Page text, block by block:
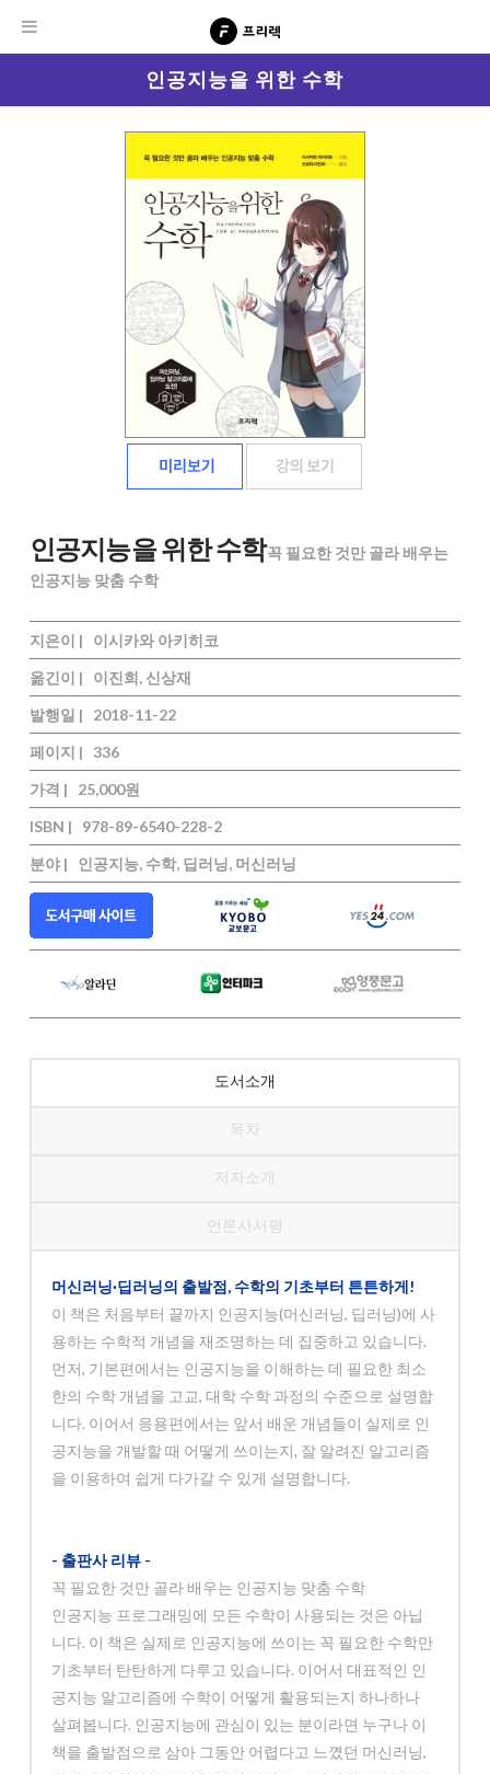
인공지능을 위한 수학
인공지능을 위한 수학꼭 필요한 것만 골라 배우는
인공지능 맞춤 수학
지은이 |
이시카와 아키히코
옮긴이 |
이진희, 신상재
발행일 |
2018-11-22
페이지 |
336
가격 |
25,000원
ISBN |
978-89-6540-228-2
분야 |
인공지능, 수학, 딥러닝, 머신러닝
도서소개
목차
저자소개
언론사서평
머신러닝·딥러닝의 출발점, 수학의 기초부터 튼튼하게!
이 책은 처음부터 끝까지 인공지능(머신러닝, 딥러닝)에 사
용하는 수학적 개념을 재조명하는 데 집중하고 있습니다.
먼저, 기본편에서는 인공지능을 이해하는 데 필요한 최소
한의 수학 개념을 고교, 대학 수학 과정의 수준으로 설명합
니다. 이어서 응용편에서는 앞서 배운 개념들이 실제로 인
공지능을 개발할 때 어떻게 쓰이는지, 잘 알려진 알고리즘
을 이용하여 쉽게 다가갈 수 있게 설명합니다.
- 출판사 리뷰 -
꼭 필요한 것만 골라 배우는 인공지능 맞춤 수학
인공지능 프로그래밍에 모든 수학이 사용되는 것은 아닙
니다. 이 책은 실제로 인공지능에 쓰이는 꼭 필요한 수학만
기초부터 탄탄하게 다루고 있습니다. 이어서 대표적인 인
공지능 알고리즘에 수학이 어떻게 활용되는지 하나하나
살펴봅니다. 인공지능에 관심이 있는 분이라면 누구나 이
책을 출발점으로 삼아 그동안 어렵다고 느꼈던 머신러닝,